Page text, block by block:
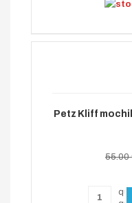
Petz Kliff
55.00